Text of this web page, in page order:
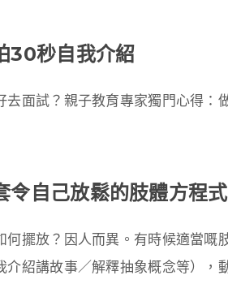
30秒自我介紹
去面試？親子教育專家獨門心得：
令自己放鬆的肢體方程式
何擺放？因人而異。有時候適當嘅
介紹講故事／解釋抽象概念等），